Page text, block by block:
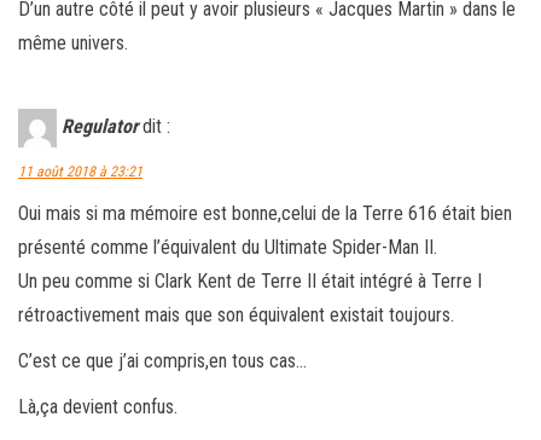
D’un autre côté il peut y avoir plusieurs « Jacques Martin » dans le
même univers.
Regulator dit :
11 août 2018 à 23:21
Oui mais si ma mémoire est bonne,celui de la Terre 616 était bien
présenté comme l’équivalent du Ultimate Spider-Man II.
Un peu comme si Clark Kent de Terre II était intégré à Terre I
rétroactivement mais que son équivalent existait toujours.
C’est ce que j’ai compris,en tous cas…
Là,ça devient confus.